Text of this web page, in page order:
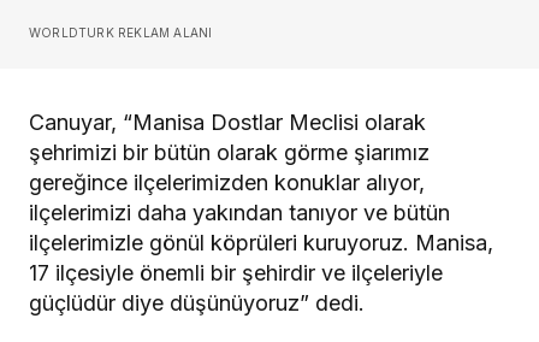
WORLDTURK REKLAM ALANI
Canuyar, “Manisa Dostlar Meclisi olarak
şehrimizi bir bütün olarak görme şiarımız
gereğince ilçelerimizden konuklar alıyor,
ilçelerimizi daha yakından tanıyor ve bütün
ilçelerimizle gönül köprüleri kuruyoruz. Manisa,
17 ilçesiyle önemli bir şehirdir ve ilçeleriyle
güçlüdür diye düşünüyoruz” dedi.